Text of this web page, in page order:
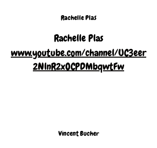
Rachelle Plas
Rachelle Plas
www.youtube.com/channel/UC3eer
2NlnR2xOCPDMbqwtFw
Vincent Bucher